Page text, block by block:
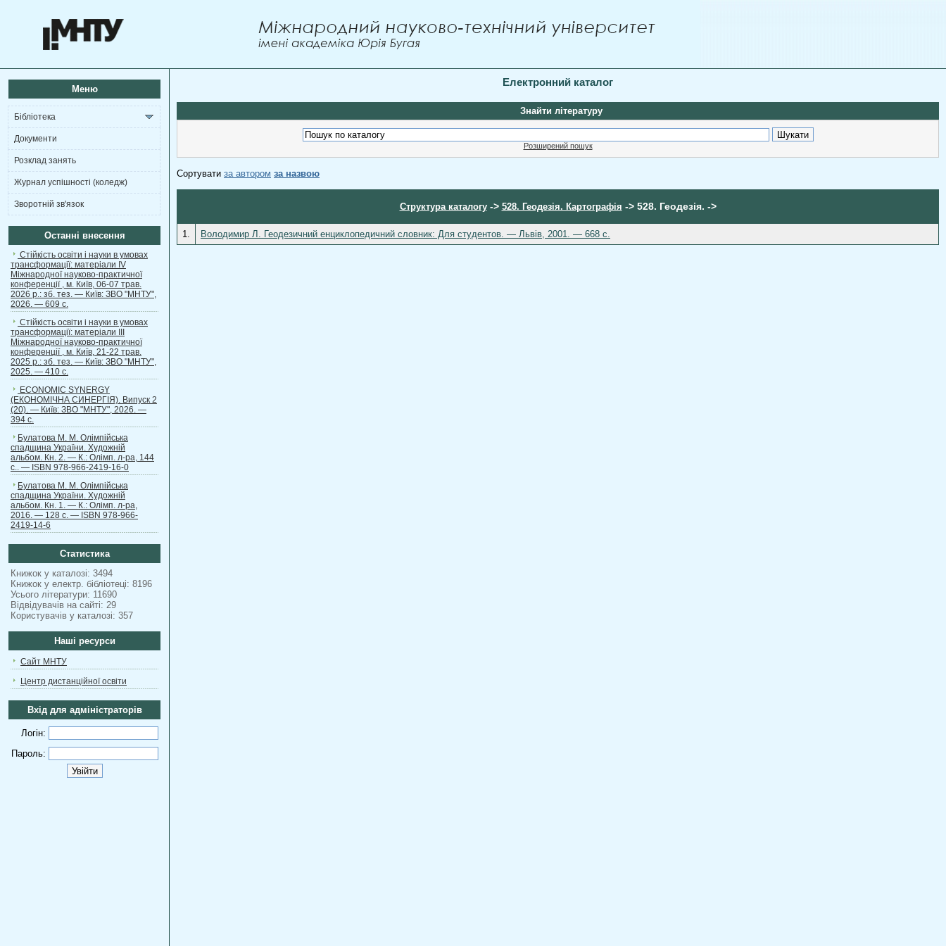
Меню
Бібліотека
Документи
Розклад занять
Журнал успішності (коледж)
Зворотній зв'язок
Останні внесення
Стійкість освіти і науки в умовах
трансформації: матеріали ІV
Міжнародної науково-практичної
конференції , м. Київ, 06-07 трав.
2026 р.: зб. тез. — Київ: ЗВО "МНТУ",
2026. — 609 с.
Стійкість освіти і науки в умовах
трансформації: матеріали ІІІ
Міжнародної науково-практичної
конференції , м. Київ, 21-22 трав.
2025 р.: зб. тез. — Київ: ЗВО "МНТУ",
2025. — 410 с.
ECONOMIC SYNERGY
(ЕКОНОМІЧНА СИНЕРГІЯ). Випуск 2
(20). — Київ: ЗВО "МНТУ", 2026. —
394 с.
Булатова М. М. Олімпійська
спадщина України. Художній
альбом. Кн. 2. — К.: Олімп. л-ра, 144
с.. — ISBN 978-966-2419-16-0
Булатова М. М. Олімпійська
спадщина України. Художній
альбом. Кн. 1. — К.: Олімп. л-ра,
2016. — 128 с. — ISBN 978-966-
2419-14-6
Статистика
Книжок у каталозі: 3494
Книжок у електр. бібліотеці: 8196
Усього літератури: 11690
Відвідувачів на сайті: 29
Користувачів у каталозі: 357
Наші ресурси
Сайт МНТУ
Центр дистанційної освіти
Вхід для адміністраторів
Логін:
Пароль:
Електронний каталог
Знайти літературу
Розширений пошук
Сортувати за автором за назвою
Структура каталогу-> 528. Геодезія. Картографія -> 528. Геодезія. ->
1. Володимир Л. Геодезичний енциклопедичний словник: Для студентов. — Львів, 2001. — 668 c.